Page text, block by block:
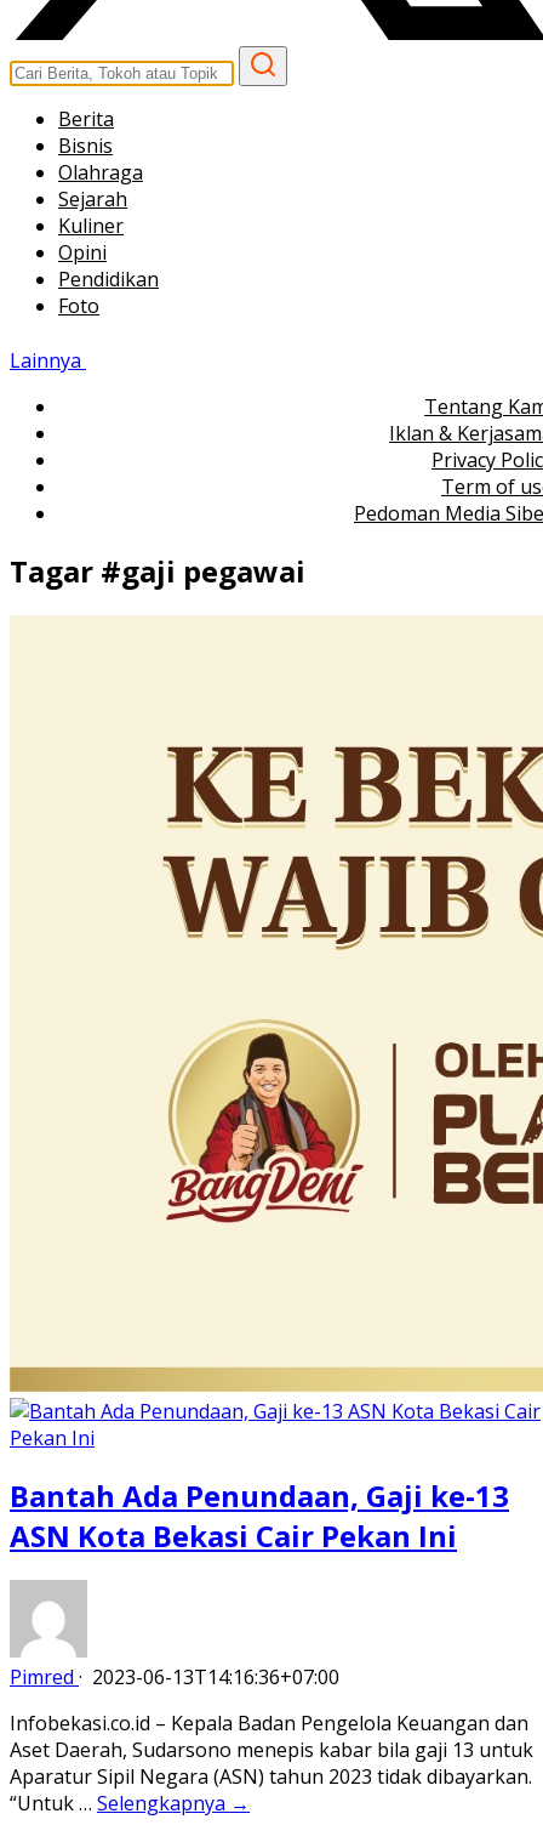
Berita
Bisnis
Olahraga
Sejarah
Kuliner
Opini
Pendidikan
Foto
Lainnya
Tentang
Iklan &
Privacy
Term of
Pedoman Media
Tagar #gaji pegawai
Bantah Ada Penundaan, Gaji ke-13
ASN Kota Bekasi Cair Pekan Ini
Pimred · 2023-06-13T14:16:36+07:00
Infobekasi.co.id – Kepala Badan Pengelola Keuangan dan
Aset Daerah, Sudarsono menepis kabar bila gaji 13 untuk
Aparatur Sipil Negara (ASN) tahun 2023 tidak dibayarkan.
“Untuk … Selengkapnya →